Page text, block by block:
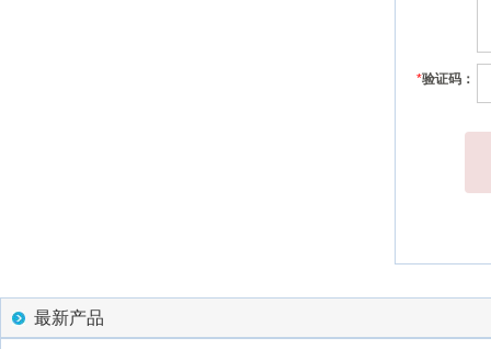
*验证码：
最新产品